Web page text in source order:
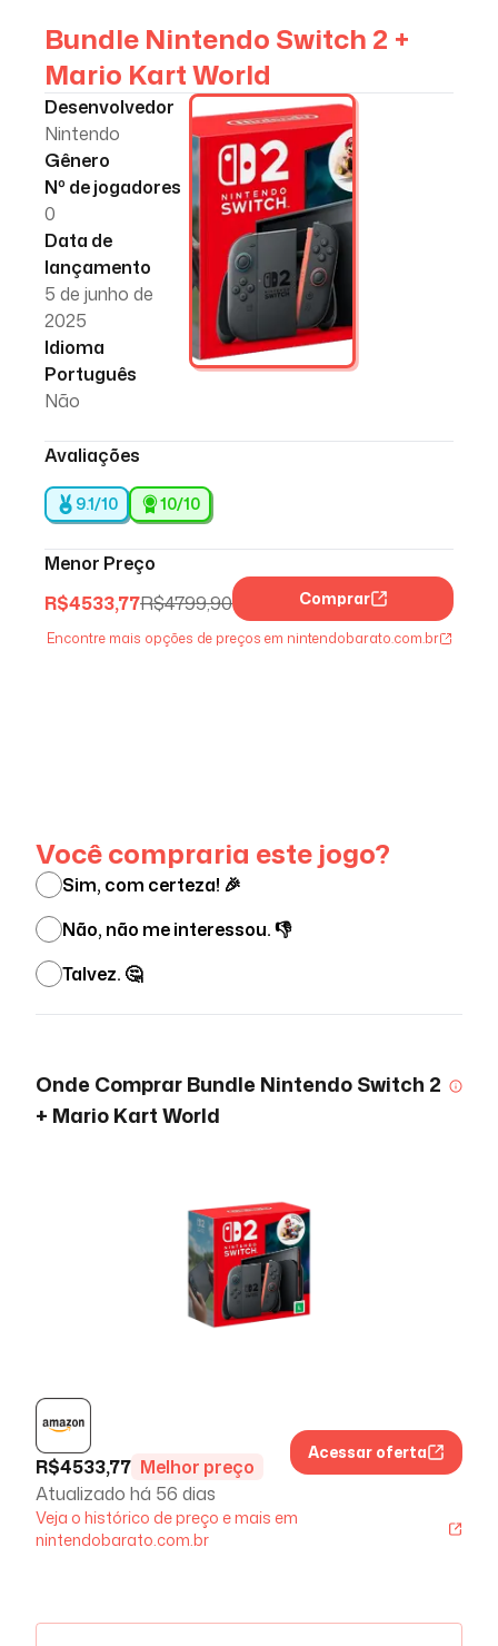
Bundle Nintendo Switch 2 +
Mario Kart World
Desenvolvedor
Nintendo
Gênero
Nº de jogadores
0
Data de
lançamento
5 de junho de
2025
Idioma
Português
Não
Avaliações
9.1/10 10/10
Menor Preço
R$4533,77R$4799,90 Comprar
Encontre mais opções de preços em nintendobarato.com.br
Você compraria este jogo?
Sim, com certeza! 🎉
Não, não me interessou. 👎
Talvez. 🤔
Onde ComprarBundle Nintendo Switch 2
+ Mario Kart World
R$4533,77 Melhor preço
Atualizado há 56 dias
Acessar oferta
Veja o histórico de preço e mais em
nintendobarato.com.br